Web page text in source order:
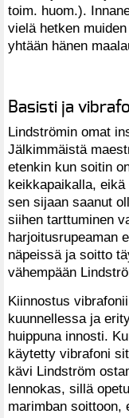
toim. huom.).
vielä hetken
yhtään hänen
Basisti ja
Lindströmin omat
Jälkimmäistä
etenkin kun soitin
keikkapaikalla,
sen sijaan saanut
siihen tarttuminen
harjoitusrupeaman
näpeissä ja soitto
vähempään
Kiinnostus
kuunnellessa ja
huippuna innosti.
käytetty vibrafoni
kävi Lindström
lennokas, sillä
marimban soittoon,